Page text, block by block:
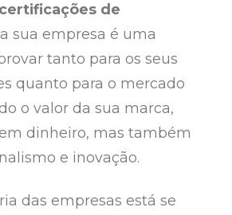
certificações de
sua empresa é uma
tanto para os seus
quanto para o mercado
o valor da sua marca,
dinheiro, mas também
e inovação.
das empresas está se